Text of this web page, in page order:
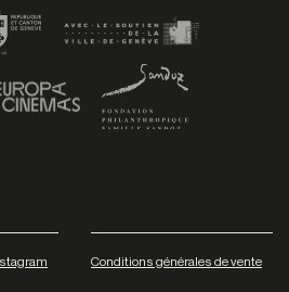
Conditions générales de vente